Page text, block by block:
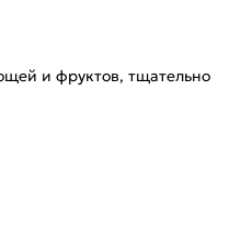
и фруктов, тщательно